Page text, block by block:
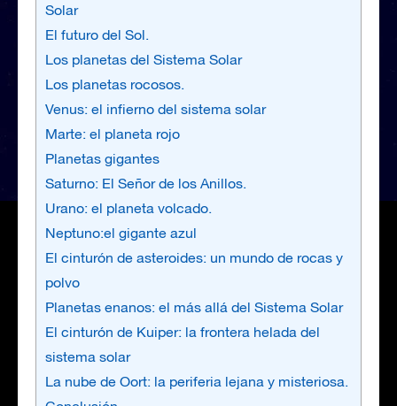
Solar
El futuro del Sol.
Los planetas del Sistema Solar
Los planetas rocosos.
Venus: el infierno del sistema solar
Marte: el planeta rojo
Planetas gigantes
Saturno: El Señor de los Anillos.
Urano: el planeta volcado.
Neptuno:el gigante azul
El cinturón de asteroides: un mundo de rocas y
polvo
Planetas enanos: el más allá del Sistema Solar
El cinturón de Kuiper: la frontera helada del
sistema solar
La nube de Oort: la periferia lejana y misteriosa.